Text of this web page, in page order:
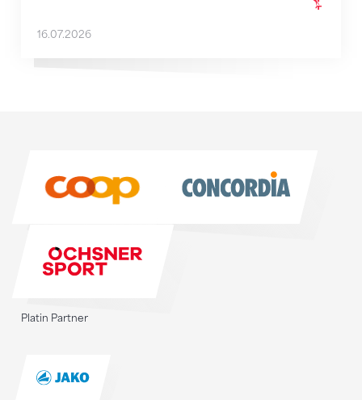
16.07.2026
Platin Partner